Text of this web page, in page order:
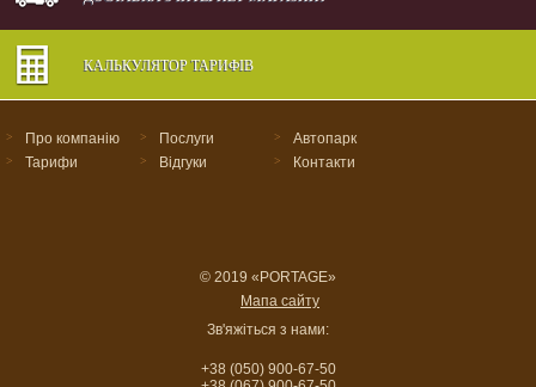
КАЛЬКУЛЯТОР ТАРИФІВ
> Про компанію > Послуги > Автопарк
> Тарифи > Відгуки > Контакти
© 2019 «PORTAGE»
Мапа сайту
Зв'яжіться з нами:
+38 (050) 900-67-50